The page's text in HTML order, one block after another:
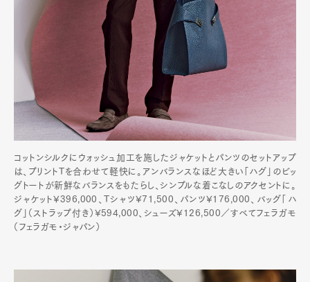
コットンシルクにウォッシュ加工を施したジャケットとパンツのセットアップ
は、プリントTを合わせて軽快に。アンバランスなほど大きい「ハグ」のビッ
グトートが新鮮なバランスをもたらし、シンプルな着こなしのアクセントに。
ジャケット¥396,000、Tシャツ¥71,500、パンツ¥176,000、バッグ「ハ
グ」（ストラップ付き）¥594,000、シューズ¥126,500／すべてフェラガモ
（フェラガモ・ジャパン）